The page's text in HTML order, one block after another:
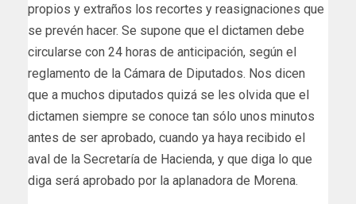
propios y extraños los recortes y reasignaciones que
se prevén hacer. Se supone que el dictamen debe
circularse con 24 horas de anticipación, según el
reglamento de la Cámara de Diputados. Nos dicen
que a muchos diputados quizá se les olvida que el
dictamen siempre se conoce tan sólo unos minutos
antes de ser aprobado, cuando ya haya recibido el
aval de la Secretaría de Hacienda, y que diga lo que
diga será aprobado por la aplanadora de Morena.